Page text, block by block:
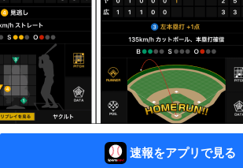
速報をアプリで見る